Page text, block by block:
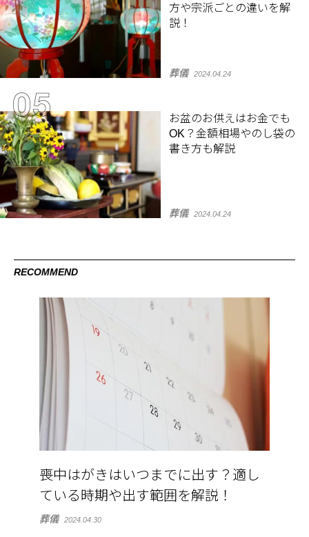
方や宗派ごとの違いを解
説！
葬儀 2024.04.24
お盆のお供えはお金でも
OK？金額相場やのし袋の
書き方も解説
葬儀 2024.04.24
RECOMMEND
喪中はがきはいつまでに出す？適し
ている時期や出す範囲を解説！
葬儀 2024.04.30